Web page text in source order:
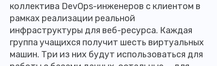
коллектива DevOps-инженеров с клиентом в
рамках реализации реальной
инфраструктуры для веб-ресурса. Каждая
группа учащихся получит шесть виртуальных
машин. Три из них будут использоваться для